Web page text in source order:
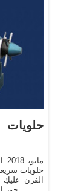
حلويات
الفرن